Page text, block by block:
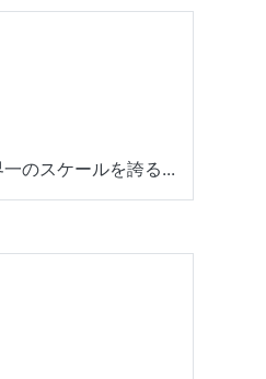
のスケールを誇る...